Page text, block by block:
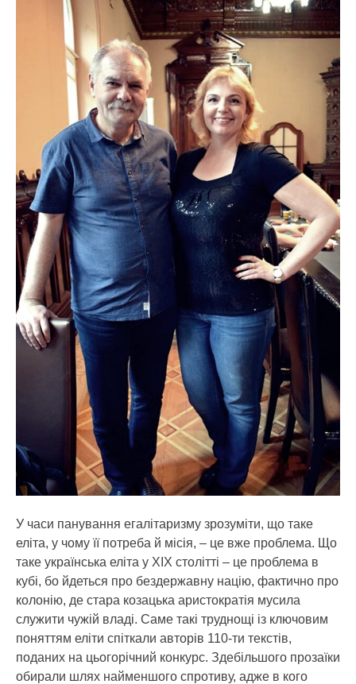
У часи панування егалітаризму зрозуміти, що таке
еліта, у чому її потреба й місія, – це вже проблема. Що
таке українська еліта у ХІХ столітті – це проблема в
кубі, бо йдеться про бездержавну націю, фактично про
колонію, де стара козацька аристократія мусила
служити чужій владі. Саме такі труднощі із ключовим
поняттям еліти спіткали авторів 110-ти текстів,
поданих на цьогорічний конкурс. Здебільшого прозаїки
обирали шлях найменшого спротиву, адже в кого